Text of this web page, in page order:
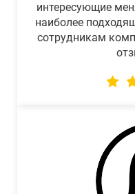
интересующие
наиболее
сотрудникам